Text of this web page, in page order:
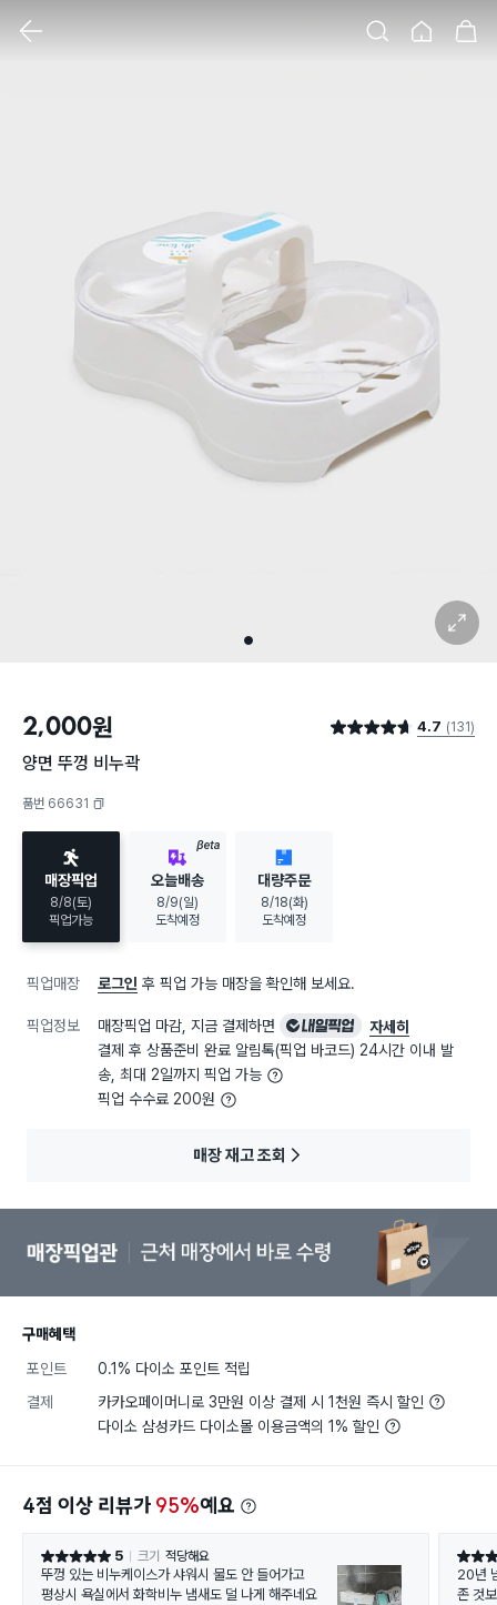
1
확대 보기
2,000원 별점 4.7점 4.7 (131)
양면 뚜껑 비누곽
품번 66631
매장픽업
8/8(토)
픽업가능
BETA
오늘배송
8/9(일)
도착예정
대량주문
8/18(화)
도착예정
픽업매장 로그인 후 픽업 가능 매장을 확인해 보세요.
픽업정보 매장픽업 마감, 지금 결제하면 내일픽업
자세히
결제 후 상품준비 완료 알림톡(픽업 바코드) 24시간 이내 발
송, 최대 2일까지 픽업 가능
픽업 수수료 200원
매장 재고 조회
구매혜택
포인트
0.1% 다이소 포인트 적립
결제
카카오페이머니로 3만원 이상 결제 시 1천원 즉시 할인
다이소 삼성카드 다이소몰 이용금액의 1% 할인
4점 이상 리뷰가 95%예요
별점 5점 5 크기 적당해요
뚜껑 있는 비누케이스가 샤워시 물도 안 들어가고
평상시 욕실에서 화학비누 냄새도 덜 나게 해주네요
별점 4
20년
존 것